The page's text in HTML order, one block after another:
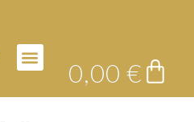
0,00€